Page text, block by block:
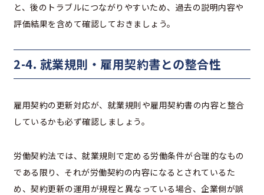
と、後のトラブルにつながりやすいため、過去の説明内容や
評価結果を含めて確認しておきましょう。
2-4. 就業規則・雇用契約書との整合性
雇用契約の更新対応が、就業規則や雇用契約書の内容と整合
しているかも必ず確認しましょう。
労働契約法では、就業規則で定める労働条件が合理的なもの
である限り、それが労働契約の内容になるとされているた
め、契約更新の運用が規程と異なっている場合、企業側が誤